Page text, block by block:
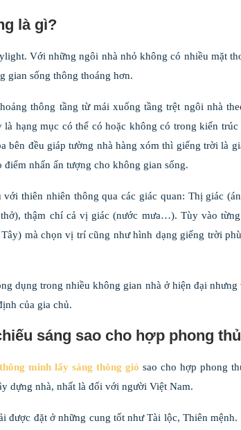
là gì?
Với những ngôi nhà nhỏ không có nhiều mặt
gian sống thông thoáng hơn.
thông tầng từ mái xuống tầng trệt ngôi nhà
hạng mục có thể có hoặc không có trong kiến
bên đều giáp tường nhà hàng xóm thì giếng trời là
nhấn ấn tượng cho không gian sống.
thiên nhiên thông qua các giác quan: Thị giác
thậm chí cả vị giác (nước mưa…). Tùy vào
mà chọn vị trí cũng như hình dạng giếng trời
dụng trong nhiều không gian nhà ở hiện đại
của gia chủ.
sáng sao cho hợp phong
minh lấy sáng thông gió sao cho hợp phong
dựng nhà, nhất là đối với người Việt Nam.
được đặt ở những cung tốt như Tài lộc, Thiên